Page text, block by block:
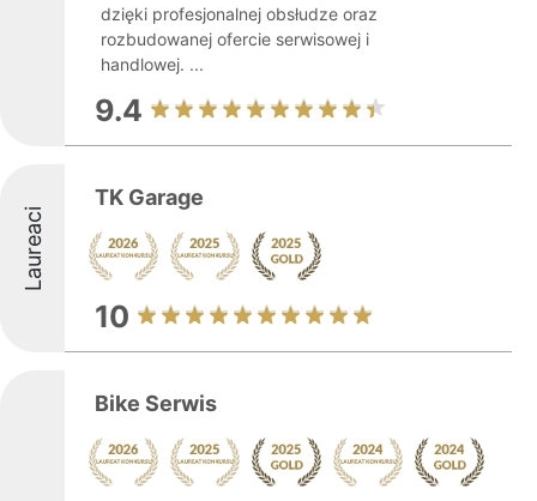
dzięki profesjonalnej obsłudze oraz
rozbudowanej ofercie serwisowej i
handlowej. ...
9.4
Laureaci
TK Garage
10
Bike Serwis